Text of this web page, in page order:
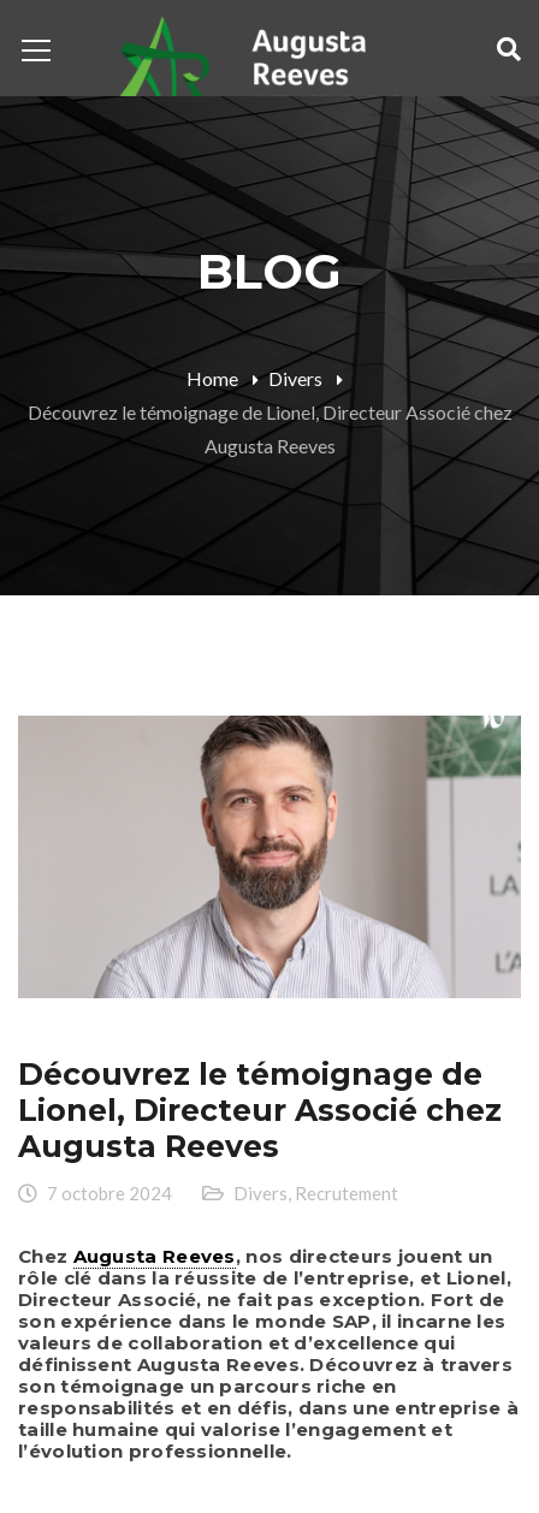
BLOG
Home
Divers
Découvrez le témoignage de Lionel, Directeur Associé chez
Augusta Reeves
Découvrez le témoignage de
Lionel, Directeur Associé chez
Augusta Reeves
7 octobre 2024 Divers, Recrutement
Chez Augusta Reeves, nos directeurs jouent un
rôle clé dans la réussite de l’entreprise, et Lionel,
Directeur Associé, ne fait pas exception. Fort de
son expérience dans le monde SAP, il incarne les
valeurs de collaboration et d’excellence qui
définissent Augusta Reeves. Découvrez à travers
son témoignage un parcours riche en
responsabilités et en défis, dans une entreprise à
taille humaine qui valorise l’engagement et
l’évolution professionnelle.